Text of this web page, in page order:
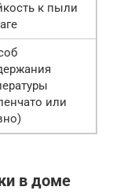
к пыли
или
в доме